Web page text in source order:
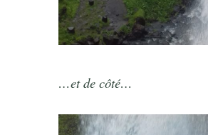
…et de côté…